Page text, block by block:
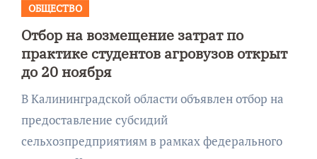
ОБЩЕСТВО
Отбор на возмещение затрат по
практике студентов агровузов открыт
до 20 ноября
В Калининградской области объявлен отбор на
предоставление субсидий
сельхозпредприятиям в рамках федерального